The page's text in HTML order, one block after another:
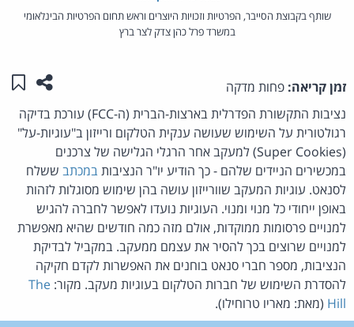
שותף בקבוצת הסייבר, הפרטיות וזכויות היוצרים וראש תחום הפרטיות הבינלאומי
במשרד פרל כהן צדק לצר ברץ
זמן קריאה: פחות מדקה שתפו
נציבות התקשורת הפדרלית בארצות-הברית (ה-FCC) עורכת בדיקה
רגולטורית על השימוש שעושה ענקית הטלקום ורייזון ב"עוגיות-על"
(Super Cookies) למעקב אחר הרגלי הגלישה של צרכנים
במכשירים הניידים שלהם - כך הודיע יו"ר הנציבותבמכתב ששלח
לסנאט. עוגיות המעקב שוורייזון עושה בהן שימוש מסוגלות לזהות
באופן ייחודי כל מנוי ומנוי. העוגיות נועדו לאפשר לחברה להגיש
למנויים פרסומות ממוקדות, אולם מזה כמה חודשים שהיא מאפשרת
למנויים שרוצים בכך להסיר את עצמם ממעקב. במקביל לבדיקת
הנציבות, מספר חברי סנאט בוחנים את האפשרות לקדם חקיקה
להסדרת השימוש של חברות הטלקום בעוגיות מעקב. מקור: The
Hill (מאת: מאריו טרוחילו).